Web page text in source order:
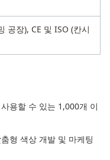
공장), CE 및 ISO (칸시
용할 수 있는 1,000개 이
형 색상 개발 및 마케팅